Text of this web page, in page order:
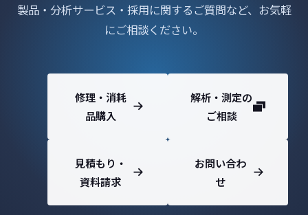
製品・分析サービス・採用に関するご質問など、お気軽
にご相談ください。
修理・消耗
品購入
解析・測定の
ご相談
見積もり・
資料請求
お問い合わ
せ